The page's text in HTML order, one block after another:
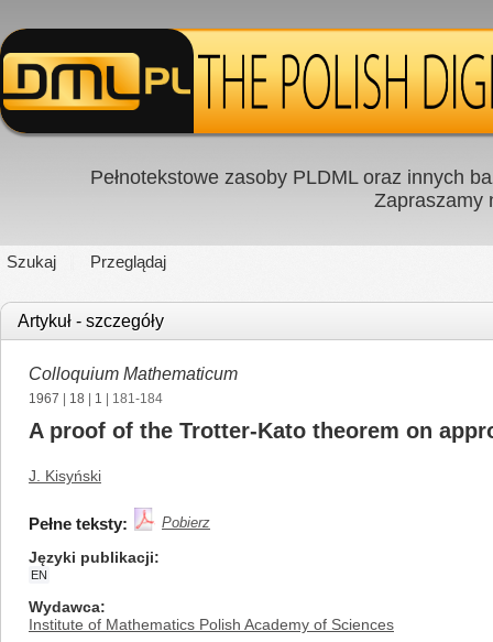
Pełnotekstowe zasoby PLDML oraz innych
Zapraszamy
Szukaj Przeglądaj
Artykuł - szczegóły
Colloquium Mathematicum
1967 18 1 | 181-184
A proof of the Trotter-Kato theorem on
J. Kisyński
Pełne teksty: Pobierz
Języki publikacji
EN
Wydawca
Institute of Mathematics Polish Academy of Sciences